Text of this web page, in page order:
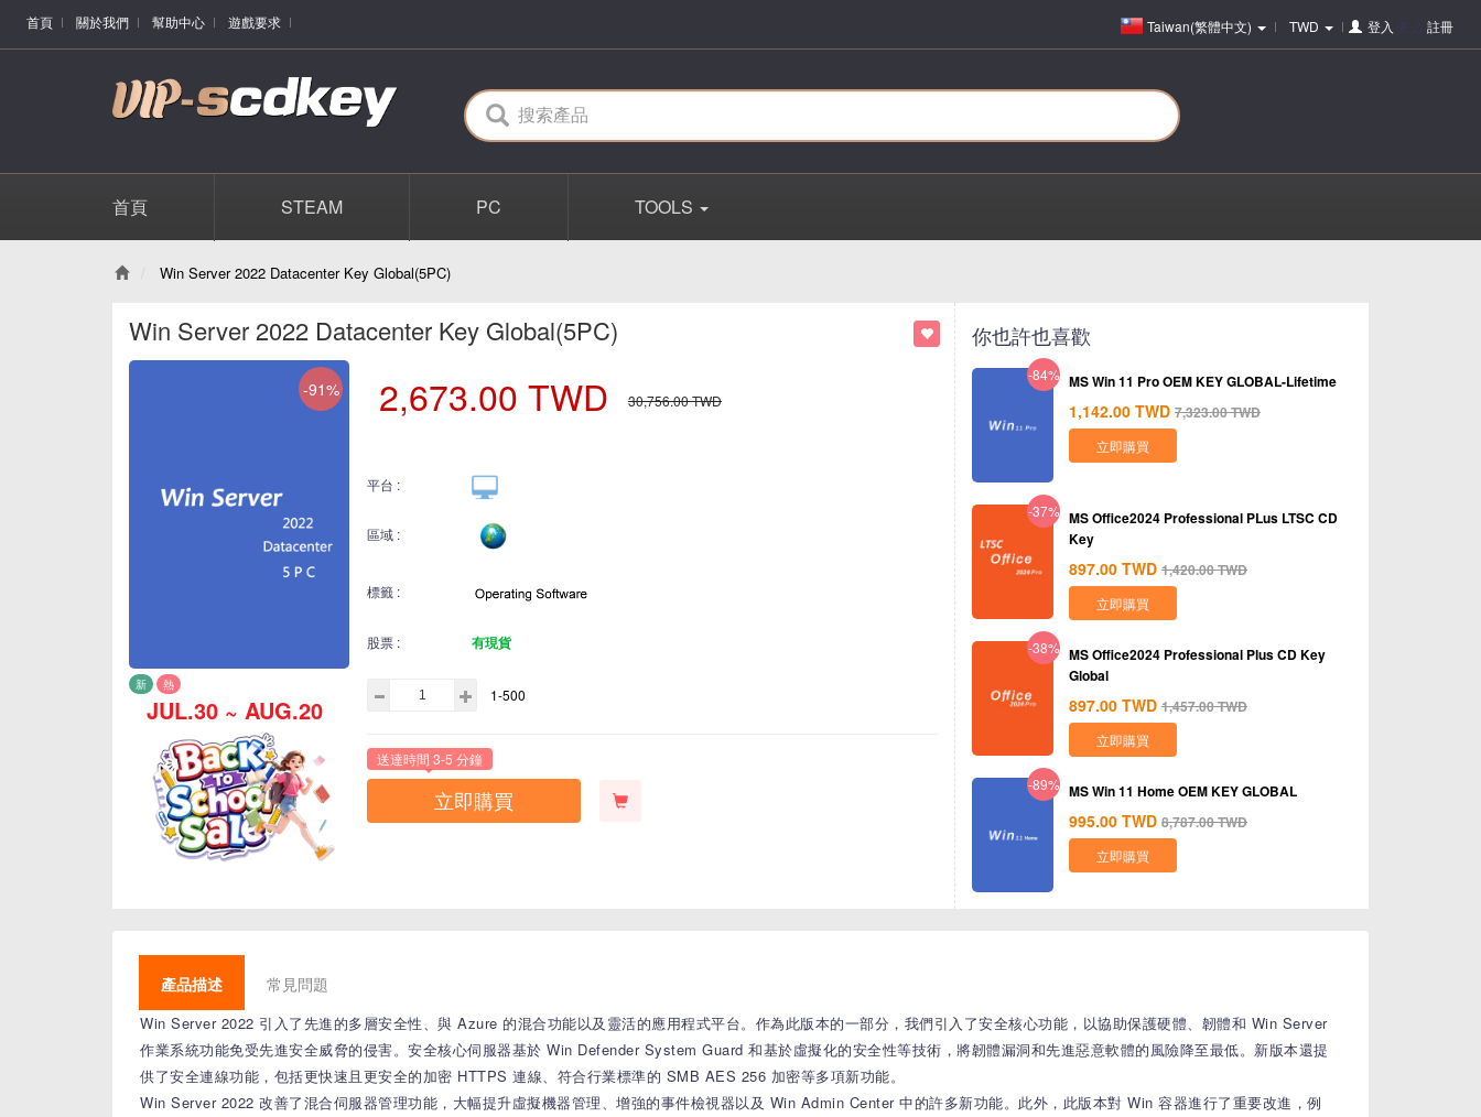
首頁 關於我們 幫助中心 遊戲要求 Taiwan(繁體中文) TWD 登入 註冊
首頁 STEAM PC TOOLS
Win Server 2022 Datacenter Key Global(5PC)
Win Server 2022 Datacenter Key Global(5PC)
-91%
JUL.30 ~ AUG.20
新 熱
2,673.00 TWD 30,756.00TWD
平台 :
區域 :
標籤 :
股票 : 有現貨
1-500
送達時間 3-5 分鐘
立即購買
你也許也喜歡
-84% MS Win 11 Pro OEM KEY GLOBAL-Lifetime
1,142.00 TWD 7,323.00TWD
立即購買
-37% MS Office2024 Professional PLus LTSC CD
Key
897.00 TWD 1,420.00TWD
立即購買
-38% MS Office2024 Professional Plus CD Key
Global
897.00 TWD 1,457.00TWD
立即購買
-89% MS Win 11 Home OEM KEY GLOBAL
995.00 TWD 8,787.00TWD
立即購買
產品描述 常見問題
Win Server 2022 引入了先進的多層安全性、與 Azure 的混合功能以及靈活的應用程式平台。作為此版本的一部分，我們引入了安全核心功能，以協助保護硬體、韌體和 Win Server
作業系統功能免受先進安全威脅的侵害。安全核心伺服器基於 Win Defender System Guard 和基於虛擬化的安全性等技術，將韌體漏洞和先進惡意軟體的風險降至最低。新版本還提
供了安全連線功能，包括更快速且更安全的加密 HTTPS 連線、符合行業標準的 SMB AES 256 加密等多項新功能。
Win Server 2022 改善了混合伺服器管理功能，大幅提升虛擬機器管理、增強的事件檢視器以及 Win Admin Center 中的許多新功能。此外，此版本對 Win 容器進行了重要改進，例